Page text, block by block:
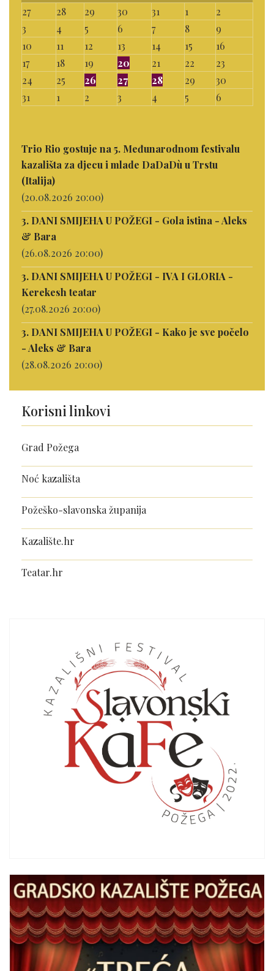
27 28 29 30 31 1
2
3
4 5 6 7 8
9
10
11 12 13 14 15
16
17
18 19 20 21 22
23
24
25 26 27 28 29
30
31
1 2 3 4 5 6
Trio Rio gostuje na 5. Međunarodnom festivalu
kazališta za djecu i mlade DaDaDù u Trstu
(Italija)
(20.08.2026 20:00)
3. DANI SMIJEHA U POŽEGI - Gola istina - Aleks
& Bara
(26.08.2026 20:00)
3. DANI SMIJEHA U POŽEGI - IVA I GLORIA -
Kerekesh teatar
(27.08.2026 20:00)
3. DANI SMIJEHA U POŽEGI - Kako je sve počelo
- Aleks & Bara
(28.08.2026 20:00)
Korisni linkovi
Grad Požega
Noć kazališta
Požeško-slavonska županija
Kazalište.hr
Teatar.hr